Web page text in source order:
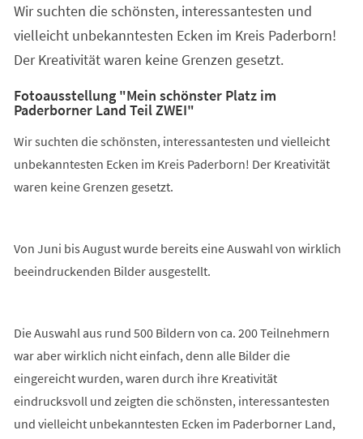
Wir suchten die schönsten, interessantesten und
vielleicht unbekanntesten Ecken im Kreis Paderborn!
Der Kreativität waren keine Grenzen gesetzt.
Fotoausstellung "Mein schönster Platz im
Paderborner Land Teil ZWEI"
Wir suchten die schönsten, interessantesten und vielleicht
unbekanntesten Ecken im Kreis Paderborn! Der Kreativität
waren keine Grenzen gesetzt.
Von Juni bis August wurde bereits eine Auswahl von wirklich
beeindruckenden Bilder ausgestellt.
Die Auswahl aus rund 500 Bildern von ca. 200 Teilnehmern
war aber wirklich nicht einfach, denn alle Bilder die
eingereicht wurden, waren durch ihre Kreativität
eindrucksvoll und zeigten die schönsten, interessantesten
und vielleicht unbekanntesten Ecken im Paderborner Land,